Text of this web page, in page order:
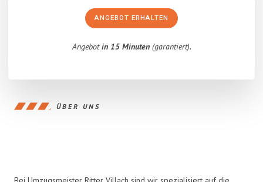
ANGEBOT ERHALTEN
Angebotin 15 Minuten(garantiert).
ÜBER UNS